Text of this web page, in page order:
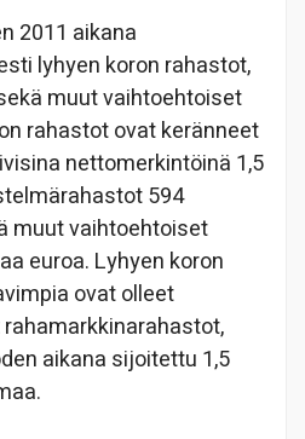
2011 aikana
lyhyen koron rahastot,
muut vaihtoehtoiset
rahastot ovat keränneet
nettomerkintöinä 1,5
594
muut vaihtoehtoiset
euroa. Lyhyen koron
ovat olleet
aikana sijoitettu 1,5